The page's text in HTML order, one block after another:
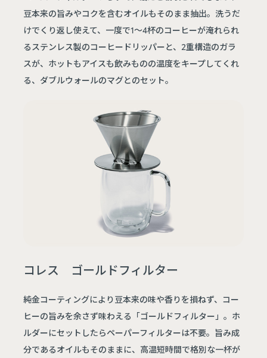
豆本来の旨みやコクを含むオイルもそのまま抽出。洗うだ
けでくり返し使えて、一度で1～4杯のコーヒーが淹れられ
るステンレス製のコーヒードリッパーと、2重構造のガラ
スが、ホットもアイスも飲みものの温度をキープしてくれ
る、ダブルウォールのマグとのセット。
コレス ゴールドフィルター
純金コーティングにより豆本来の味や香りを損ねず、コー
ヒーの旨みを余さず味わえる「ゴールドフィルター」。ホ
ルダーにセットしたらペーパーフィルターは不要。旨み成
分であるオイルもそのままに、高温短時間で格別な一杯が